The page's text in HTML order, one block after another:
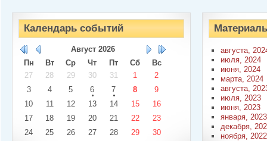
Календарь событий
Август 2026
Пн
Вт Ср Чт Пт Сб
Вс
27
28 29 30 31 1
2
3
4 5 6 7 8
9
10
11 12 13 14 15
16
17
18 19 20 21 22
23
24
25 26 27 28 29
30
августа,
июля, 2024
июня, 2024
марта, 2024
августа,
июля, 2023
июня, 2023
января, 2023
декабря,
ноября, 2022